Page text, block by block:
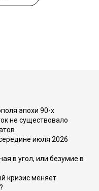
эпохи 90-х
не существовало
июля 2026
в угол, или безумие в
кризис меняет